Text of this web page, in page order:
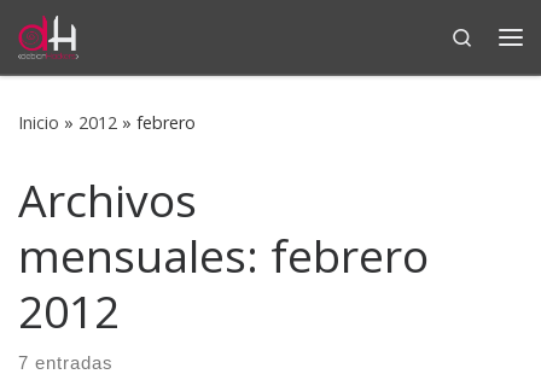
Saltar al contenido
Search
Inicio » 2012 » febrero
Archivos
mensuales: febrero
2012
7 entradas